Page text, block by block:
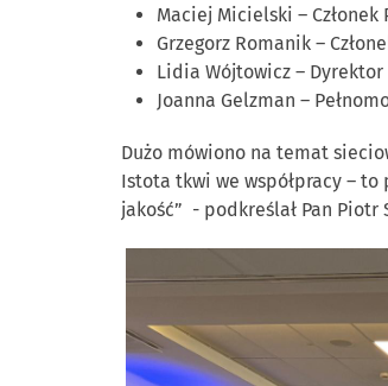
Maciej Micielski –
Grzegorz Romanik –
Lidia Wójtowicz –
Joanna Gelzman –
Dużo mówiono na temat
Istota tkwi we współpracy –
jakość” - podkreślał Pan Piotr